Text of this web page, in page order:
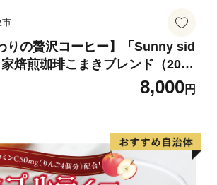
市
りの贅沢コーヒー】「Sunny sid
焙煎珈琲こまきブレンド（200
8,000円